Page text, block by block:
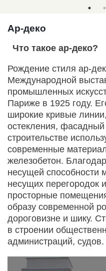
Ар-деко
Что такое ар-деко?
Рождение стиля ар-
Международной
промышленных
Париже в 1925 году.
широкие кривые
остекления, фасадный
строительстве
современные
железобетон.
несущей способности
несущих перегородок
просторные
образу современной
дороговизне и шику.
в строении
администраций, судов.